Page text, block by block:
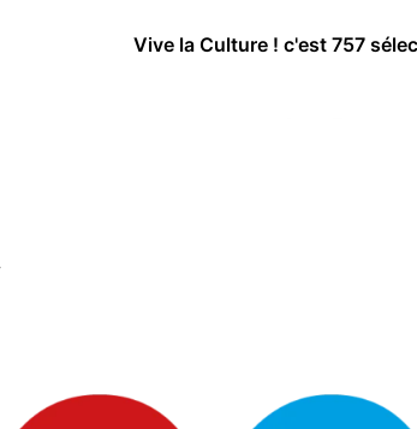
Vive la Culture ! c'est 757